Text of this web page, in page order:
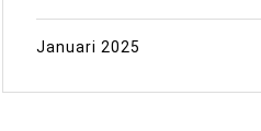
Januari 2025